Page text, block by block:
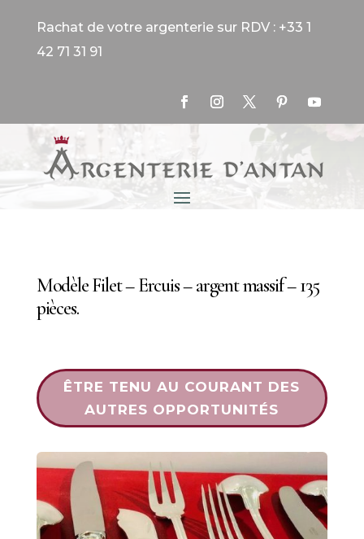
Rachat de votre argenterie sur RDV : +33 1
42 71 31 91
Modèle Filet – Ercuis – argent massif – 135
pièces.
ÊTRE TENU AU COURANT DES
AUTRES OPPORTUNITÉS